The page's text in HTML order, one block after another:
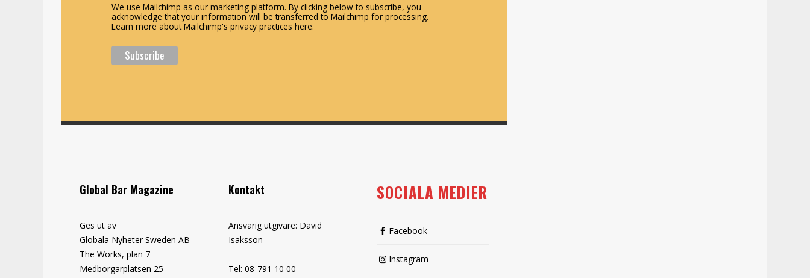
We use Mailchimp as our marketing platform. By clicking below to subscribe, you
acknowledge that your information will be transferred to Mailchimp for processing.
Learn more about Mailchimp's privacy practices here.
Global Bar Magazine
Ges ut av
Globala Nyheter Sweden AB
The Works, plan 7
Medborgarplatsen 25
Kontakt
Ansvarig utgivare: David
Isaksson
Tel: 08-791 10 00
SOCIALA MEDIER
Facebook
Instagram